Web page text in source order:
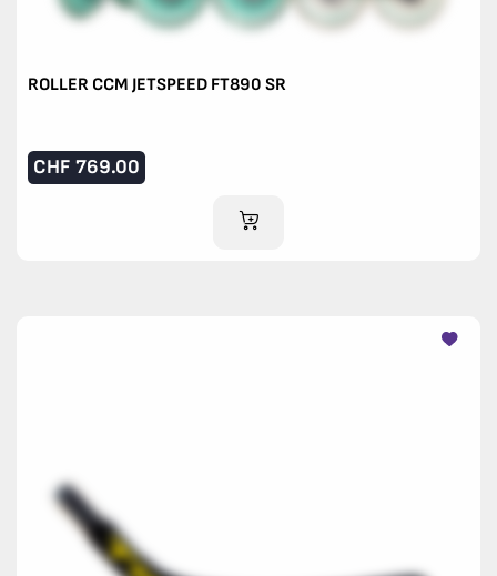
ROLLER CCM JETSPEED FT890 SR
CHF 769.00
AJOUTER AU PANIER